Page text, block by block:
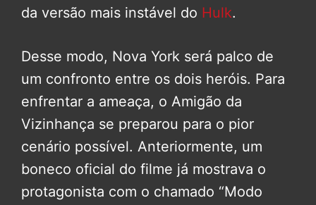
da versão mais instável do Hulk.
Desse modo, Nova York será palco de
um confronto entre os dois heróis. Para
enfrentar a ameaça, o Amigão da
Vizinhança se preparou para o pior
cenário possível. Anteriormente, um
boneco oficial do filme já mostrava o
protagonista com o chamado “Modo